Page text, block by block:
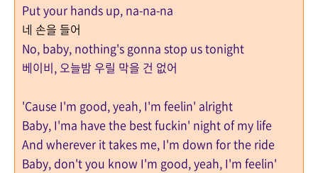
Put your hands up, na-na-na
네 손을 들어
No, baby, nothing's gonna stop us tonight
베이비, 오늘밤 우릴 막을 건 없어
'Cause I'm good, yeah, I'm feelin' alright
Baby, I'ma have the best fuckin' night of my life
And wherever it takes me, I'm down for the ride
Baby, don't you know I'm good, yeah, I'm feelin'